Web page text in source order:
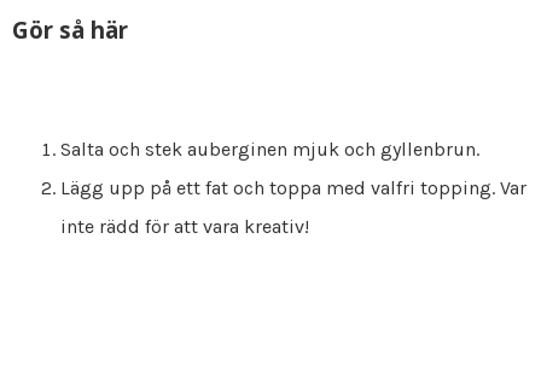
Gör så här
Salta och stek auberginen mjuk och gyllenbrun.
Lägg upp på ett fat och toppa med valfri topping. Var
inte rädd för att vara kreativ!